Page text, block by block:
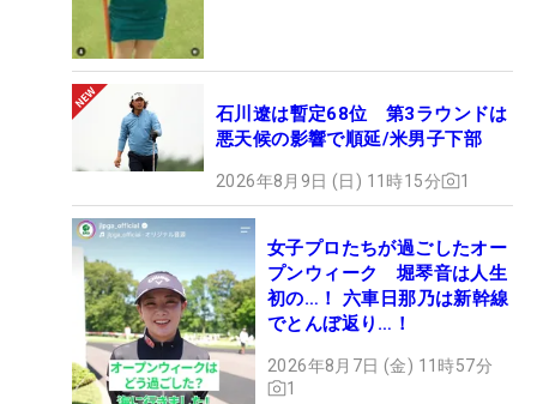
石川遼は暫定68位 第3ラウンドは
悪天候の影響で順延/米男子下部
2026年8月9日 (日) 11時15分 1
女子プロたちが過ごしたオー
プンウィーク 堀琴音は人生
初の…！ 六車日那乃は新幹線
でとんぼ返り…！
2026年8月7日 (金) 11時57分
1